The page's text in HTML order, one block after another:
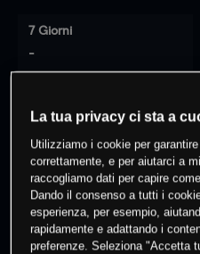
7 Giorni
-
% dei clienti
questo prodotto
Fai
La tua privacy ci sta a
Utilizziamo i cookie per
correttamente, e per aiutarci a
raccogliamo dati per capire
Dando il consenso a tutti i
esperienza, per esempio,
rapidamente e adattando i
preferenze. Seleziona "Accetta